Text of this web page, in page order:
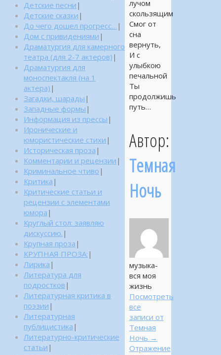
лучом
скользящим
Смог от
сна
вернуть,
И с
улыбкою
печальной
Ты
продолжишь
путь…
Автор:
Темная
Ночь
музыка-
вся моя
жизнь
Посмотреть
все
записи от
Темная
Ночь →
Отражение
Детские песни |
Детские сказки |
До чего дошел прогресс… |
Дом с привидениями |
Драматургия для камерного
театра (для 2-7 актеров) |
Драматургия для
моноспектакля (на 1
актера) |
Загадки, шарады |
Западные формы |
Информация из прессы |
Иронические и
юмористические стихи |
Историческая проза |
Комментарии и рецензии |
Криминальное чтиво |
Критика |
Критические статьи и
рецензии с элементами
юмора |
Круглый стол: заявляю
дискуссию. |
Крупная проза |
КРУПНАЯ ПРОЗА: |
Лирика |
Литература для
подростков |
Литературная критика в
поэзии |
Литературная
публицистика |
Литературно-критические
статьи |